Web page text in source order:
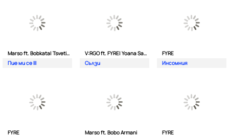
Marso ft. Bobkata| Tsvetina
Пие ми се III
V:RGO ft. FYRE| Yoana Sashova
Сълзи
FYRE
Инсомния
FYRE
Marso ft. Bobo Armani
FYRE